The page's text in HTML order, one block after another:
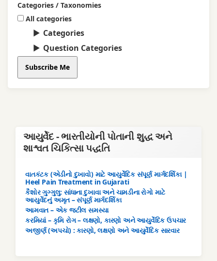
Categories / Taxonomies
All categories
Categories
Question Categories
Subscribe Me
આયુર્વેદ - ભારતીયોની પોતાની શુદ્ધ અને
શાશ્વત ચિકિત્સા પદ્ધતિ
વાતકંટક (એડીનો દુખાવો) માટે આયુર્વેદિક સંપૂર્ણ માર્ગદર્શિકા |
Heel Pain Treatment in Gujarati
કૈશોર ગુગ્ગુલુ: સાંધાના દુખાવા અને ચામડીના રોગો માટે
આયુર્વેદનું અમૃત – સંપૂર્ણ માર્ગદર્શિકા
આમવાત – એક જટીલ સમસ્યા
કરમિયાં – કૃમિ રોગ – લક્ષણો, કારણો અને આયુર્વેદિક ઉપચાર
અજીર્ણ (અપચો) : કારણો, લક્ષણો અને આયુર્વેદિક સારવાર